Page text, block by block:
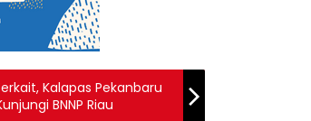
Kalapas Pekanbaru
BNNP Riau